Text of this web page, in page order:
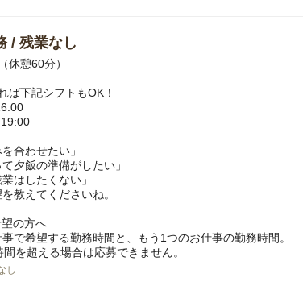
/ 残業なし
休憩60分）
ば下記シフトもOK！
合わせたい」
て夕飯の準備がしたい」
はしたくない」
教えてくださいね。
の方へ
で希望する勤務時間と、もう1つのお仕事の勤務時間。
を超える場合は応募できません。
し